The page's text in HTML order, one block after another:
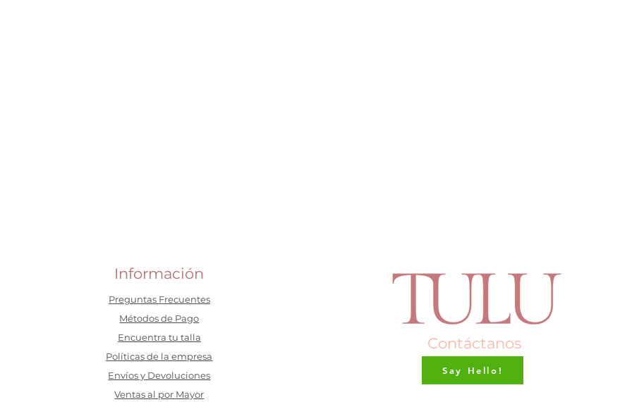
Información
Preguntas Frecuentes
​Métodos de Pago
Encuentra tu talla
Políticas de la empresa
Envíos y Devoluciones
Ventas al por Mayor
Contáctanos
Say Hello!